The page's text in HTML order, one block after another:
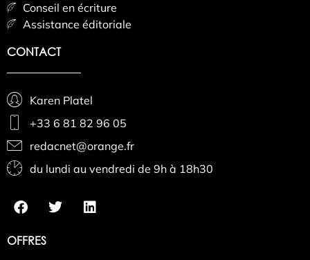
Conseil en écriture
Assistance éditoriale
CONTACT
Karen Platel
+33 6 81 82 96 05
redacnet@orange.fr
du lundi au vendredi de 9h à 18h30
OFFRES